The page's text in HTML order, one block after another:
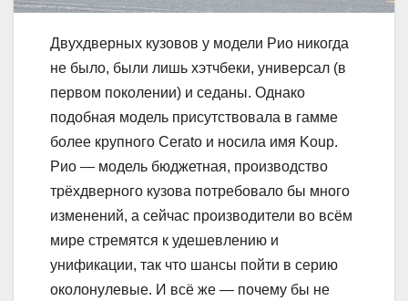
Двухдверных кузовов у модели Рио никогда
не было, были лишь хэтчбеки, универсал (в
первом поколении) и седаны. Однако
подобная модель присутствовала в гамме
более крупного Cerato и носила имя Koup.
Рио — модель бюджетная, производство
трёхдверного кузова потребовало бы много
изменений, а сейчас производители во всём
мире стремятся к удешевлению и
унификации, так что шансы пойти в серию
околонулевые. И всё же — почему бы не